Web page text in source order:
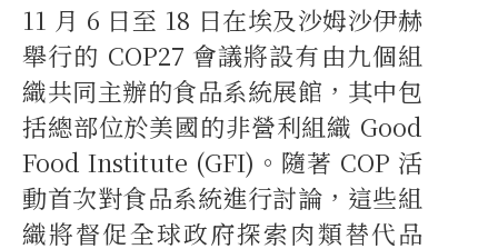
11 月 6 日至 18 日在埃及沙姆沙伊赫
舉行的 COP27 會議將設有由九個組
織共同主辦的食品系統展館，其中包
括總部位於美國的非營利組織 Good
Food Institute (GFI)。隨著 COP 活
動首次對食品系統進行討論，這些組
織將督促全球政府探索肉類替代品